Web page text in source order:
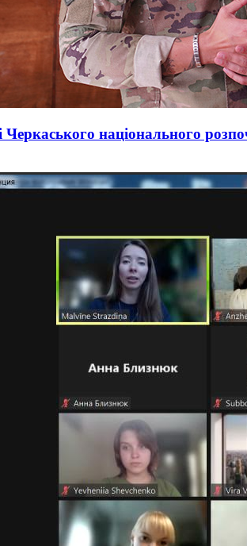
Черкаського національного